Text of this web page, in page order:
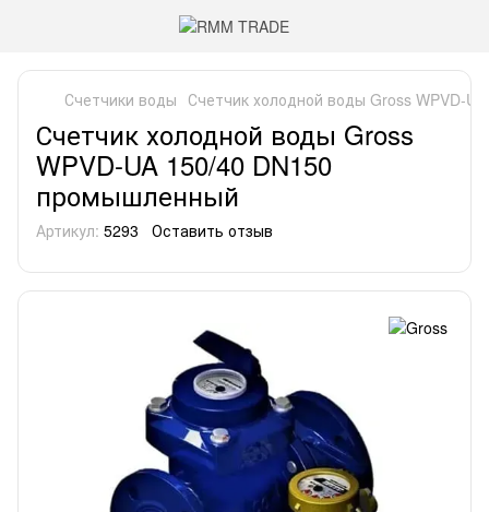
Счетчики воды Счетчик холодной воды Gross WPVD-
Счетчик холодной воды Gross
WPVD-UA 150/40 DN150
промышленный
Артикул: 5293 Оставить отзыв